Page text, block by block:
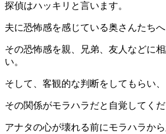
探偵はハッキリと言います。
夫に恐怖感を感じている奥さんたちへ
その恐怖感を親、兄弟、友人などに
い。
そして、客観的な判断をしてもらい、
その関係がモラハラだと自覚してくだ
アナタの心が壊れる前にモラハラか